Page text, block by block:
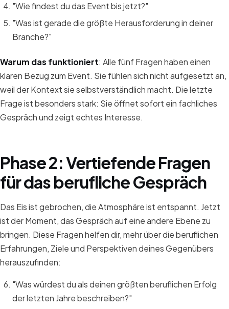
"Wie findest du das Event bis jetzt?"
"Was ist gerade die größte Herausforderung in deiner
Branche?"
Warum das funktioniert: Alle fünf Fragen haben einen
klaren Bezug zum Event. Sie fühlen sich nicht aufgesetzt an,
weil der Kontext sie selbstverständlich macht. Die letzte
Frage ist besonders stark: Sie öffnet sofort ein fachliches
Gespräch und zeigt echtes Interesse.
Phase 2: Vertiefende Fragen
für das berufliche Gespräch
Das Eis ist gebrochen, die Atmosphäre ist entspannt. Jetzt
ist der Moment, das Gespräch auf eine andere Ebene zu
bringen. Diese Fragen helfen dir, mehr über die beruflichen
Erfahrungen, Ziele und Perspektiven deines Gegenübers
herauszufinden:
"Was würdest du als deinen größten beruflichen Erfolg
der letzten Jahre beschreiben?"